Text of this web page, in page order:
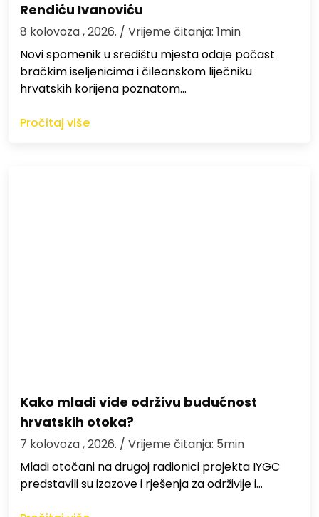
Rendiću Ivanoviću
8 kolovoza , 2026. / Vrijeme čitanja: 1min
Novi spomenik u središtu mjesta odaje počast
bračkim iseljenicima i čileanskom liječniku
hrvatskih korijena poznatom…
Pročitaj više
Kako mladi vide održivu budućnost
hrvatskih otoka?
7 kolovoza , 2026. / Vrijeme čitanja: 5min
Mladi otočani na drugoj radionici projekta IYGC
predstavili su izazove i rješenja za održivije i…